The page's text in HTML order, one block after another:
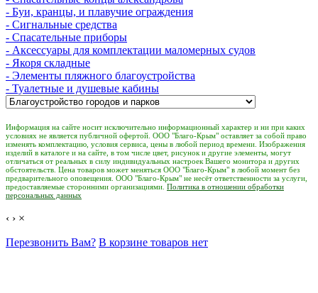
- Буи, кранцы, и плавучие ограждения
- Сигнальные средства
- Спасательные приборы
- Аксессуары для комплектации маломерных судов
- Якоря складные
- Элементы пляжного благоустройства
- Туалетные и душевые кабины
Информация на сайте носит исключительно информационный характер и ни при каких
условиях не является публичной офертой. ООО "Благо-Крым" оставляет за собой право
изменять комплектацию, условия сервиса, цены в любой период времени. Изображения
изделий в каталоге и на сайте, в том числе цвет, рисунок и другие элементы, могут
отличаться от реальных в силу индивидуальных настроек Вашего монитора и других
обстоятельств. Цена товаров может меняться ООО "Благо-Крым" в любой момент без
предварительного оповещения. ООО "Благо-Крым" не несёт ответственности за услуги,
предоставляемые сторонними организациями. Политика в отношении обработки
персональных данных
‹ › ×
Перезвонить Вам? В корзине товаров нет